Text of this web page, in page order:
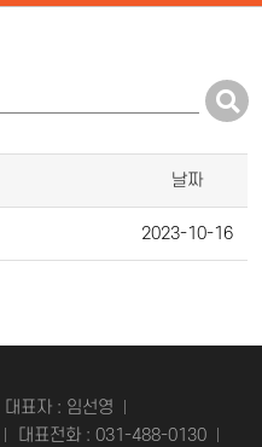
날짜
2023-10-16
대표자 : 임선영
대표전화 : 031-488-0130